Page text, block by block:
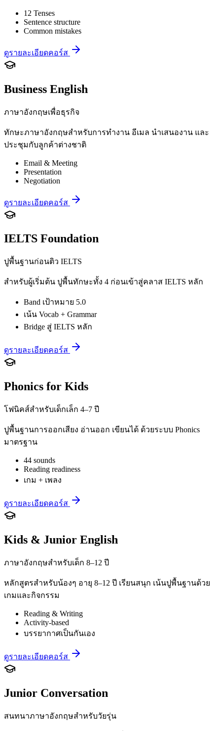
12 Tenses
Sentence structure
Common mistakes
ดูรายละเอียดคอร์ส
Business English
ภาษาอังกฤษเพื่อธุรกิจ
ทักษะภาษาอังกฤษสำหรับการทำงาน อีเมล นำเสนองาน และ
ประชุมกับลูกค้าต่างชาติ
Email & Meeting
Presentation
Negotiation
ดูรายละเอียดคอร์ส
IELTS Foundation
ปูพื้นฐานก่อนติว IELTS
สำหรับผู้เริ่มต้น ปูพื้นทักษะทั้ง 4 ก่อนเข้าสู่คลาส IELTS หลัก
Band เป้าหมาย 5.0
เน้น Vocab + Grammar
Bridge สู่ IELTS หลัก
ดูรายละเอียดคอร์ส
Phonics for Kids
โฟนิคส์สำหรับเด็กเล็ก 4–7 ปี
ปูพื้นฐานการออกเสียง อ่านออก เขียนได้ ด้วยระบบ Phonics
มาตรฐาน
44 sounds
Reading readiness
เกม + เพลง
ดูรายละเอียดคอร์ส
Kids & Junior English
ภาษาอังกฤษสำหรับเด็ก 8–12 ปี
หลักสูตรสำหรับน้องๆ อายุ 8–12 ปี เรียนสนุก เน้นปูพื้นฐานด้วย
เกมและกิจกรรม
Reading & Writing
Activity-based
บรรยากาศเป็นกันเอง
ดูรายละเอียดคอร์ส
Junior Conversation
สนทนาภาษาอังกฤษสำหรับวัยรุ่น